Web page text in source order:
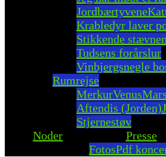
Jordbærtyvene
Krabledyr laver
Stikkende
Tudsens forårslur
Vinbjergsnegle
Rumrejse
MerkurVenus
Aftendis (Jorden)
Stjernestøv
Noder
Presse
FotosPdf